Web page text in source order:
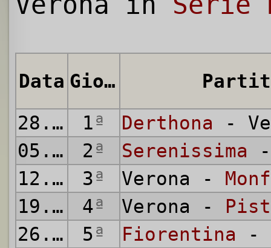
Data Giornata
28.09.1930
1ª Derthona -
05.10.1930
2ª Serenissima -
12.10.1930
3ª Verona -
19.10.1930
4ª Verona -
26.10.1930
5ª Fiorentina -